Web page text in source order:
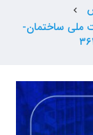
chevron_left
در دوره مبحث١٩ مقررات ملی ساختمان-